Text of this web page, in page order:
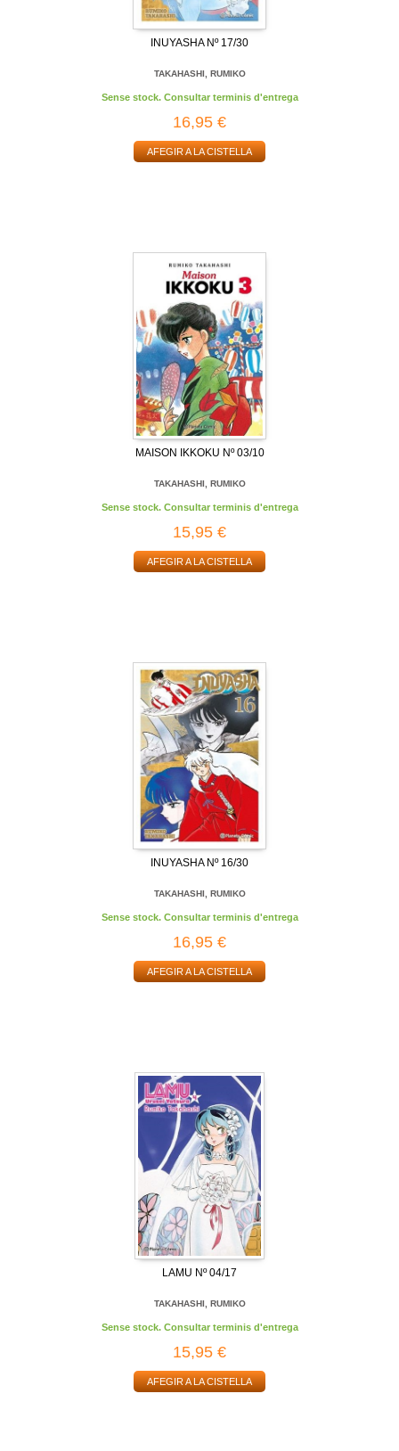
INUYASHA Nº 17/30
TAKAHASHI, RUMIKO
Sense stock. Consultar terminis d'entrega
16,95 €
AFEGIR A LA CISTELLA
MAISON IKKOKU Nº 03/10
TAKAHASHI, RUMIKO
Sense stock. Consultar terminis d'entrega
15,95 €
AFEGIR A LA CISTELLA
INUYASHA Nº 16/30
TAKAHASHI, RUMIKO
Sense stock. Consultar terminis d'entrega
16,95 €
AFEGIR A LA CISTELLA
LAMU Nº 04/17
TAKAHASHI, RUMIKO
Sense stock. Consultar terminis d'entrega
15,95 €
AFEGIR A LA CISTELLA